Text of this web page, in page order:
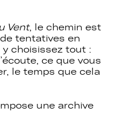
Vent, le chemin est
tentatives en
y choisissez tout :
ce que vous
le temps que cela
une archive